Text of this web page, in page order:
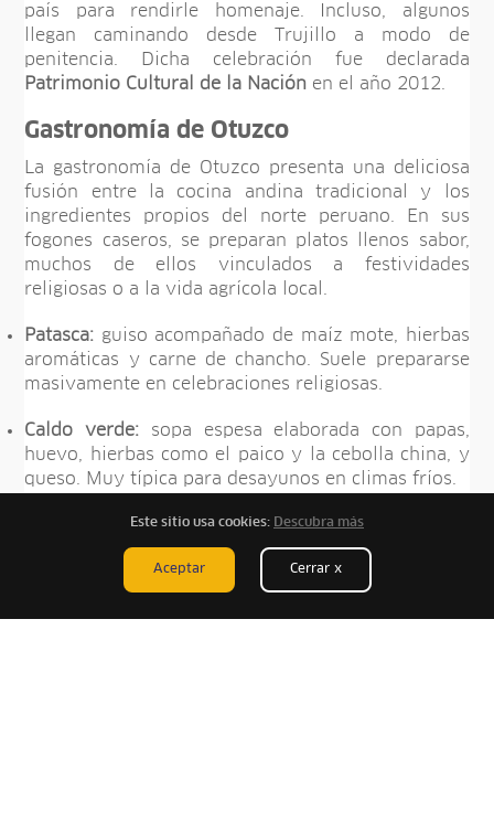
país para rendirle homenaje. Incluso, algunos
llegan caminando desde Trujillo a modo de
penitencia. Dicha celebración fue declarada
Patrimonio Cultural de la Nación en el año 2012.
Gastronomía de Otuzco
La gastronomía de Otuzco presenta una deliciosa
fusión entre la cocina andina tradicional y los
ingredientes propios del norte peruano. En sus
fogones caseros, se preparan platos llenos sabor,
muchos de ellos vinculados a festividades
religiosas o a la vida agrícola local.
Patasca: guiso acompañado de maíz mote, hierbas
aromáticas y carne de chancho. Suele prepararse
masivamente en celebraciones religiosas.
Caldo verde: sopa espesa elaborada con papas,
huevo, hierbas como el paico y la cebolla china, y
queso. Muy típica para desayunos en climas fríos.
Cuy chactado o frito:plato tradicional de la sierra
peruana. Se acompaña con papas doradas y ají.
Trucha frita o a la parrilla:es acompañada con
arroz y ensalada andina.
Este sitio usa cookies: Descubra más
Aceptar Cerrar x